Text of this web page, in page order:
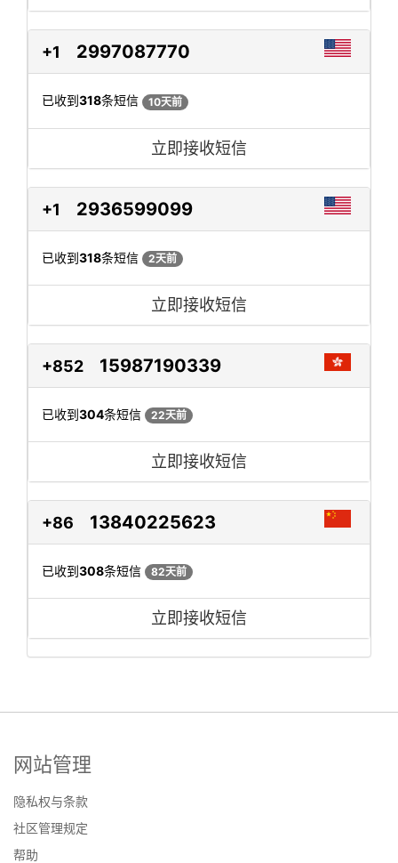
+1 2997087770
已收到318条短信 10天前
立即接收短信
+1 2936599099
已收到318条短信 2天前
立即接收短信
+852 15987190339
已收到304条短信 22天前
立即接收短信
+86 13840225623
已收到308条短信 82天前
立即接收短信
网站管理
隐私权与条款
社区管理规定
帮助